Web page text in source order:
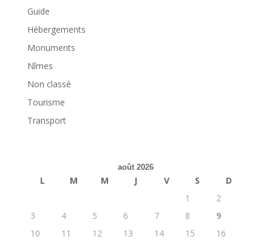
Guide
Hébergements
Monuments
Nîmes
Non classé
Tourisme
Transport
août 2026
L M M J V S
D
1
2
3
4 5 6 7 8
9
10
11 12 13 14 15
16